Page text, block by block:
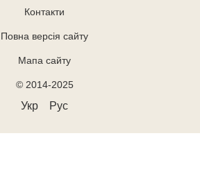
Контакти
Повна версія сайту
Мапа сайту
© 2014-2025
Укр Рус